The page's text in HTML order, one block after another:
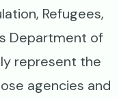
Refugees,
Department of
represent the
agencies and